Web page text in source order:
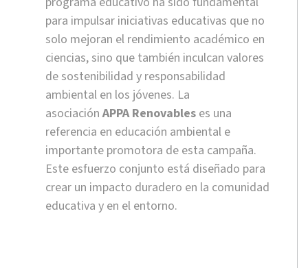
para impulsar iniciativas educativas que no
solo mejoran el rendimiento académico en
ciencias, sino que también inculcan valores
de sostenibilidad y responsabilidad
ambiental en los jóvenes. La
asociaciónAPPA Renovables es una
referencia en educación ambiental e
importante promotora de esta campaña.
Este esfuerzo conjunto está diseñado para
crear un impacto duradero en la comunidad
educativa y en el entorno.